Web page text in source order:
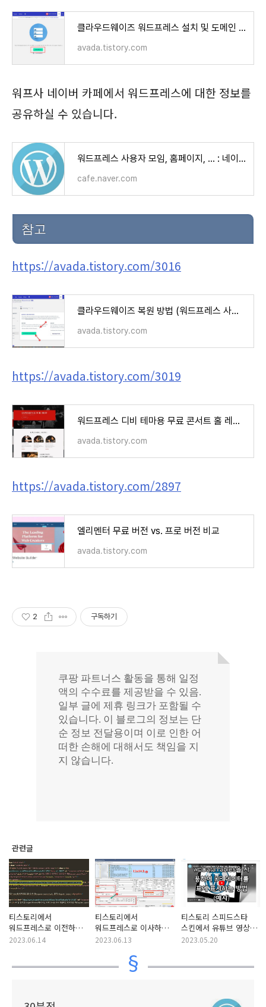
클라우드웨이즈 워드프레스 설치 및 도메인 설정 방법 (Cloudways)
avada.tistory.com
워프사 네이버 카페에서 워드프레스에 대한 정보를
공유하실 수 있습니다.
워드프레스 사용자 모임, 홈페이지, ... : 네이버 카페
cafe.naver.com
참고
https://avada.tistory.com/3016
클라우드웨이즈 복원 방법 (워드프레스 사이트 롤백)
avada.tistory.com
https://avada.tistory.com/3019
워드프레스 디비 테마용 무료 콘서트 홀 레이아웃 팩(Concert Hall Layout Pack for Divi)
avada.tistory.com
https://avada.tistory.com/2897
엘리멘터 무료 버전 vs. 프로 버전 비교
avada.tistory.com
2 구독하기
관련글
티스토리에서
워드프레스로 이전하기:
이미지 경로를 절대
2023.06.14
티스토리에서
워드프레스로 이사하기
(티스토리 백업 이용)
2023.06.13
티스토리 스피드스타
스킨에서 유튜브 영상이
올바르게 삽입되지 않는
2023.05.20